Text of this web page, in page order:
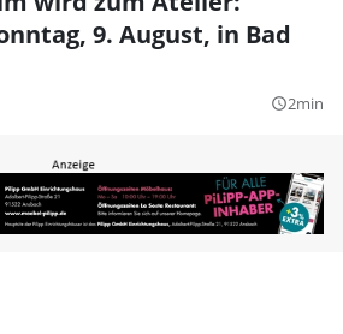
9. August, in Bad
query_builder2min